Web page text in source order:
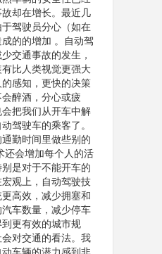
却在增长。最近几
驾驶员分心（如在
的的增加 。自动驾
交通事故的发生，
比人类视觉更强大
感知，更快的决策
醉酒，分心或疲
把我们从开车中解
驾驶车的乘客了。
勤时间里做些别的
还会增加每个人的活
是对于不能开车的
观上，自动驾驶技
高效，减少拥塞和
车数量，减少停车
更有效的城市规
对交通的看法。我
车辆的潜力感到非